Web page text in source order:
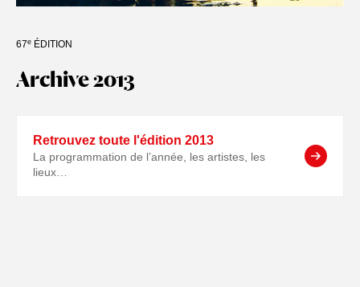
Archive 2013
67e ÉDITION
Retrouvez toute l'édition 2013
La programmation de l’année, les artistes, les
lieux…